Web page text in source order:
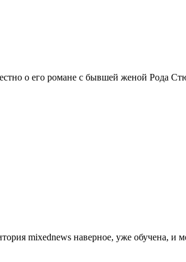
о его романе с бывшей женой Рода
mixednews наверное, уже обучена, и